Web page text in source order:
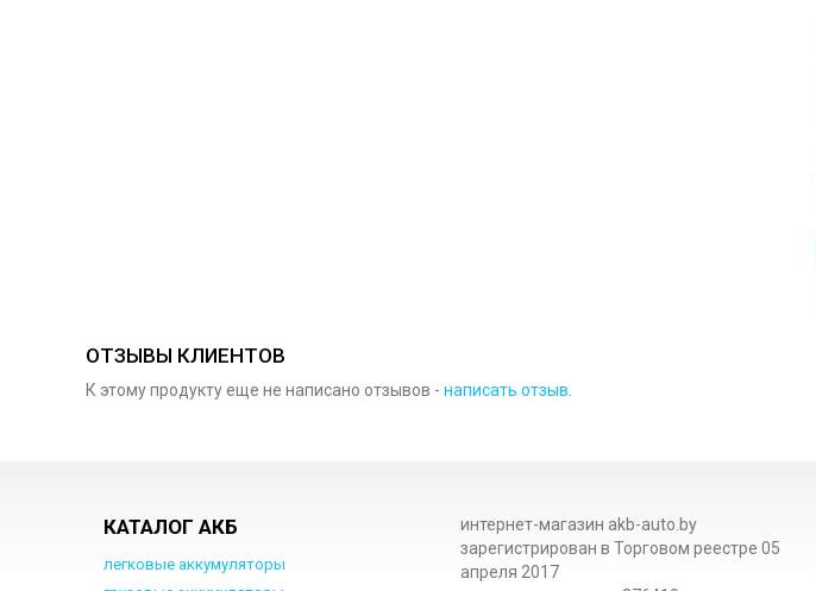
ОТЗЫВЫ КЛИЕНТОВ
К этому продукту еще не написано отзывов - написать отзыв.
КАТАЛОГ АКБ
легковые аккумуляторы
интернет-магазин akb-auto.by
зарегистрирован в Торговом реестре 05
апреля 2017